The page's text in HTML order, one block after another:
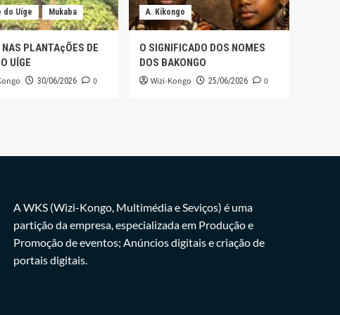
do Uíge Mukaba
NAS PLANTAçÕES DE
UÍGE
30/06/2026 0
A. Kikongo
O SIGNIFICADO DOS NOMES
DOS BAKONGO
Wizi-Kongo 25/06/2026 0
A WKS (Wizi-Kongo, Multimédia e Seviços) é uma
partição da empresa, especializada em Produção e
Promoção de eventos; Anúncios digitais e criação de
portais digitais.